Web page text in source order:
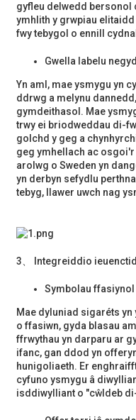
gyfleu delwedd bersonol
ymhlith y grwpiau
fwy tebygol o ennill
Gwella labelu
Yn aml, mae ysmygu yn
ddrwg a melynu
gymdeithasol. Mae
trwy ei briodweddau di-
golchd y geg a
geg ymhellach ac
arolwg o Sweden yn
yn derbyn sefydlu
tebyg, llawer uwch nag
3、 Integreiddio
Symbolau ffasiynol
Mae dyluniad sigaréts
o ffasiwn, gyda blasau
ffrwythau yn darparu ar
ifanc, gan ddod yn
hunigoliaeth. Er
cyfuno ysmygu â
isddiwylliant o "cŵldeb